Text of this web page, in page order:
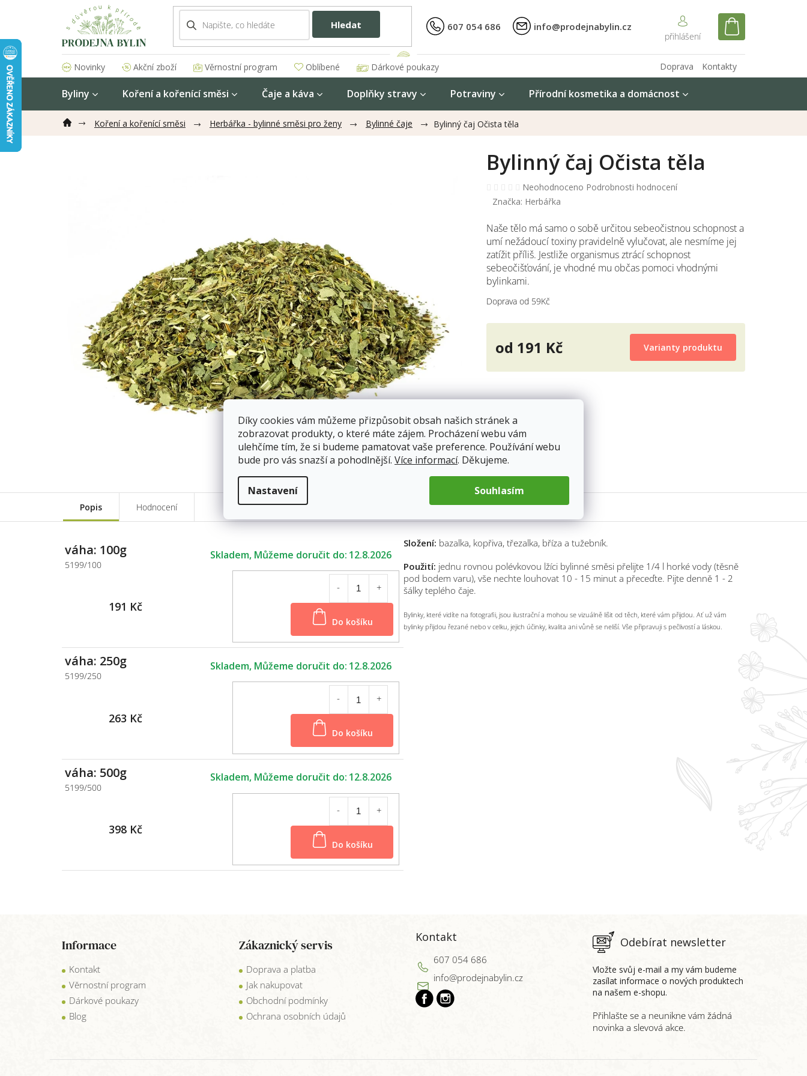
Díky cookies vám můžeme přizpůsobit obsah našich stránek a
zobrazovat produkty, o které máte zájem. Procházení webu vám
ulehčíme tím, že si budeme pamatovat vaše preference. Používání webu
bude pro vás snazší a pohodlnější. Více informací. Děkujeme.
Nastavení Souhlasím
Hledat 607 054 686 info@prodejnabylin.cz
NÁKUPNÍ
Novinky Akční zboží Věrnostní program Oblíbené Kontakty
Doprava
Dárkové poukazy
Byliny Koření a kořenící směsi Čaje a káva Doplňky stravy Potraviny Přírodní kosmetika a domácnost
Koření a kořenící směsi Herbářka - bylinné směsi pro ženy Bylinné čaje Bylinný čaj Očista těla
Naše tělo má samo o sobě určitou sebeočistnou schopnost a
umí nežádoucí toxiny pravidelně vylučovat, ale nesmíme jej
zatížit příliš. Jestliže organismus ztrácí schopnost
sebeočišťování, je vhodné mu občas pomoci vhodnými
bylinkami.
Bylinný čaj Očista těla
Průměrné
hodnocení
0,0
z
5
hvězdiček.
Neohodnoceno Podrobnosti hodnocení
Značka: Herbářka
Doprava od 59Kč
od 191 Kč
cena:
Varianty produktu
Popis Hodnocení
váha: 100g
5199/100
191 Kč
Do košíku
Skladem 12.8.2026
váha: 250g
5199/250
263 Kč
Do košíku
Skladem 12.8.2026
váha: 500g
5199/500
398 Kč
Skladem 12.8.2026
Složení: bazalka, kopřiva, třezalka, bříza a tužebník.
Použití: jednu rovnou polévkovou lžíci bylinné směsi přelijte 1/4 l horké vody (těsně
pod bodem varu), vše nechte louhovat 10 - 15 minut a přeceďte. Pijte denně 1 - 2
šálky teplého čaje.
Bylinky, které vidíte na fotografii, jsou ilustrační a mohou se vizuálně lišit od těch, které vám přijdou. Ať už vám
bylinky přijdou řezané nebo v celku, jejich účinky, kvalita ani vůně se neliší. Vše připravuji s pečlivostí a láskou.
Informace
Kontakt
Věrnostní program
Dárkové poukazy
Blog
Zákaznický servis
Doprava a platba
Jak nakupovat
Obchodní podmínky
Ochrana osobních údajů
Kontakt
info@prodejnabylin.cz
607 054 686
Odebírat newsletter
Vložte svůj e-mail a my vám budeme
zasílat informace o nových produktech
na našem e-shopu.